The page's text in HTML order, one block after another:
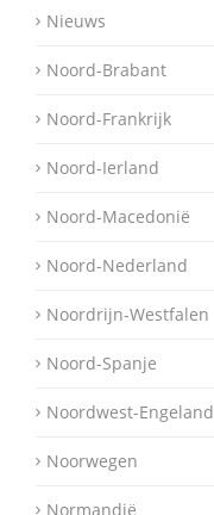
Nieuws
Noord-Brabant
Noord-Frankrijk
Noord-Ierland
Noord-Macedonië
Noord-Nederland
Noordrijn-Westfalen
Noord-Spanje
Noordwest-Engeland
Noorwegen
Normandië